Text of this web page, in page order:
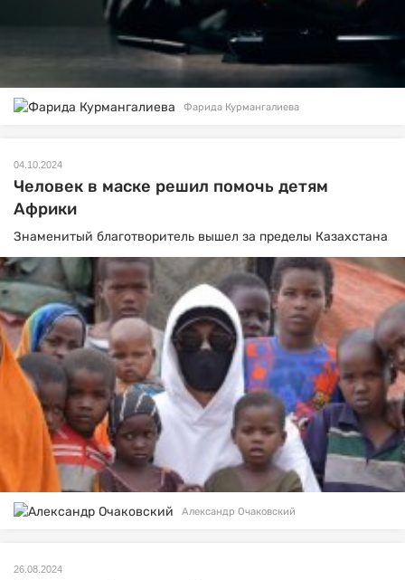
Фарида Курмангалиева
04.10.2024
Человек в маске решил помочь детям
Африки
Знаменитый благотворитель вышел за пределы Казахстана
Александр Очаковский
26.08.2024